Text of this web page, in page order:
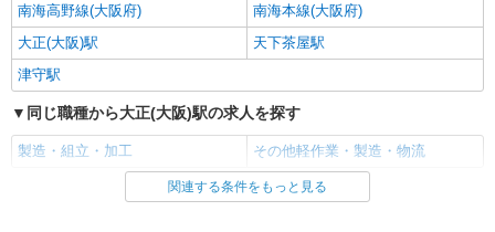
粉塵除去装置の研磨・組立（日勤）
時給1500円 ※交通費全額支給（規定あり）
【月収例】23.2万円（20日勤務 ※残業なしの場
キープ 詳細を見る
株式会社テクノ・サービス/お仕事No/0809218
南海高野線(大阪府)
南海本線(大阪府)
大正(大阪)駅
天下茶屋駅
津守駅
同じ職種から大正(大阪)駅の求人を探す
製造・組立・加工 その他軽作業・製造・物流
同じ雇用形態から大正(大阪)駅の求人を探す
関連する条件をもっと見る